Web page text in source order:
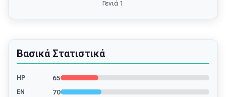
Γενιά 1
Βασικά Στατιστικά
HP 65
EN 70